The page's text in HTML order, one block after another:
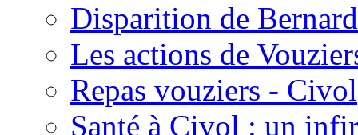
Disparition de
Les actions de
Repas vouziers - Civol
Santé à Civol : un